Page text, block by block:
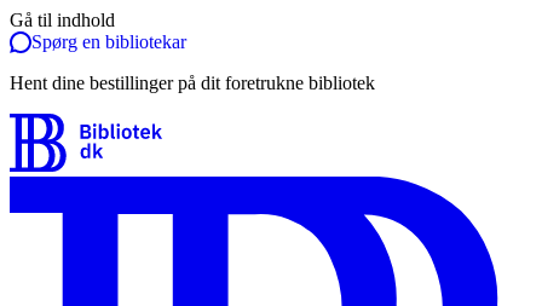
Gå til indhold
Spørg en bibliotekar
Hent dine bestillinger på dit foretrukne bibliotek